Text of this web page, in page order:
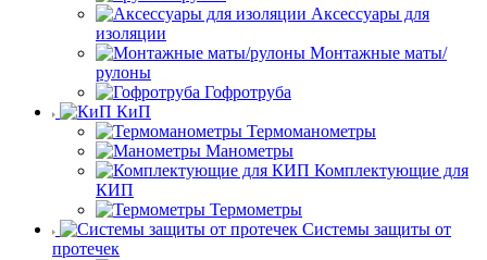
Аксессуары для
изоляции
Монтажные маты/
рулоны
Гофротруба
КиП
Термоманометры
Манометры
Комплектующие для
КИП
Термометры
Системы защиты от
протечек